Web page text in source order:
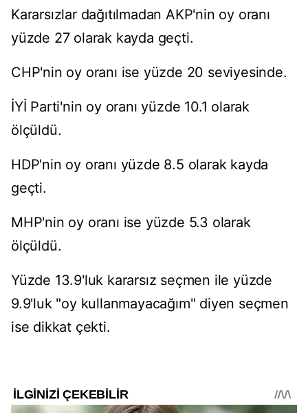
Kararsızlar dağıtılmadan AKP'nin oy oranı
yüzde 27 olarak kayda geçti.
CHP'nin oy oranı ise yüzde 20 seviyesinde.
İYİ Parti'nin oy oranı yüzde 10.1 olarak
ölçüldü.
HDP'nin oy oranı yüzde 8.5 olarak kayda
geçti.
MHP'nin oy oranı ise yüzde 5.3 olarak
ölçüldü.
Yüzde 13.9'luk kararsız seçmen ile yüzde
9.9'luk "oy kullanmayacağım" diyen seçmen
ise dikkat çekti.